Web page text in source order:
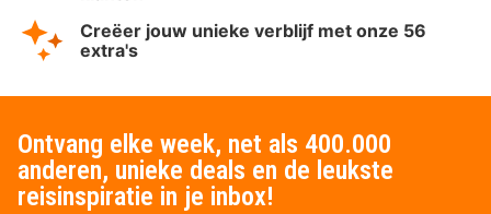
Creëer jouw unieke verblijf met onze 56
extra's
Ontvang elke week, net als 400.000
anderen, unieke deals en de leukste
reisinspiratie in je inbox!